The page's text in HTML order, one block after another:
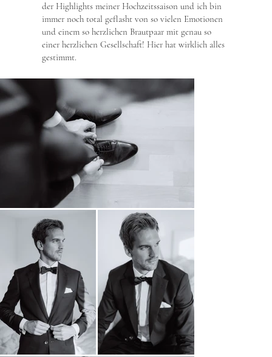
der Highlights meiner Hochzeitssaison und ich bin
immer noch total geflasht von so vielen Emotionen
und einem so herzlichen Brautpaar mit genau so
einer herzlichen Gesellschaft! Hier hat wirklich alles
gestimmt.